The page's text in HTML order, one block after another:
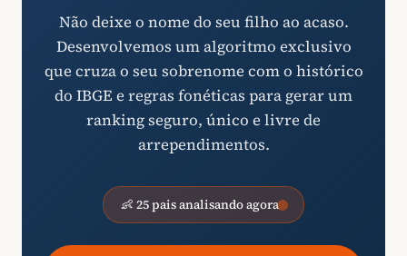
Não deixe o nome do seu filho ao acaso.
Desenvolvemos um algoritmo exclusivo
que cruza o seu sobrenome com o histórico
do IBGE e regras fonéticas para gerar um
ranking seguro, único e livre de
arrependimentos.
👶 25 pais analisando agora